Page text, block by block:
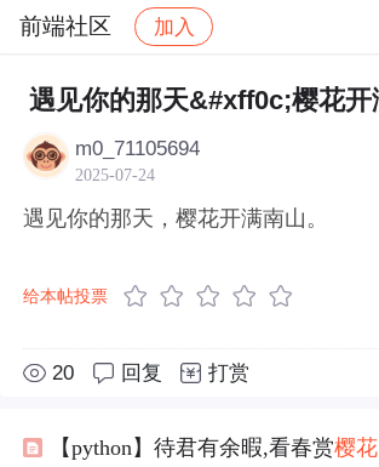
前端社区 加入
社区 前端社区 感慨 帖子详
遇见你的那天&#xff0c;樱花开
m0_71105694
2025-07-24
遇见你的那天，樱花开满南山。
给本帖投票
20 回复 打赏
【python】待君有余暇,看春赏樱花